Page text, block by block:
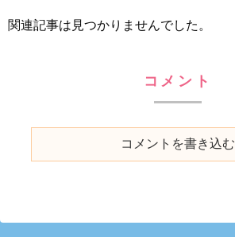
関連記事は見つかりませんでした。
コメント
コメントを書き込む